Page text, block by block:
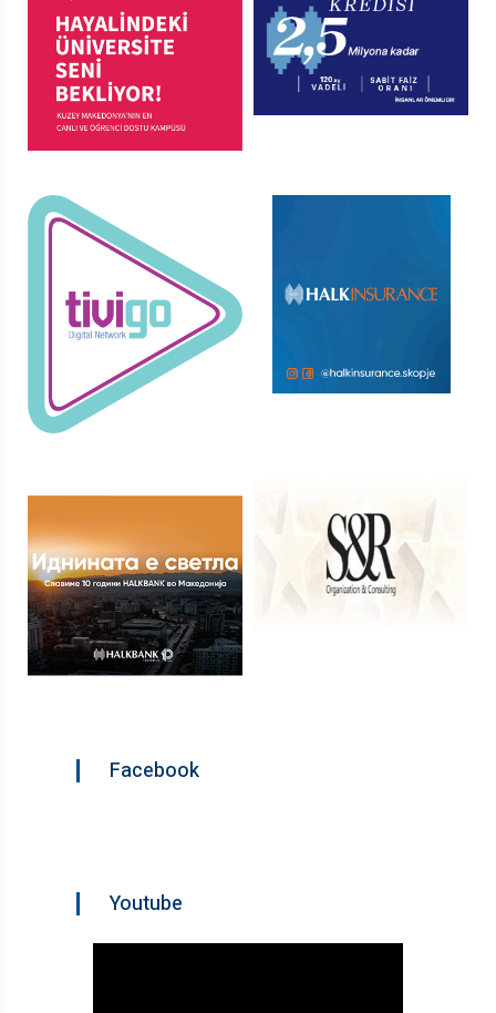
Facebook
Youtube